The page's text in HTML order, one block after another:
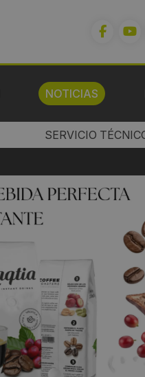
NOTICIAS
SERVICIO